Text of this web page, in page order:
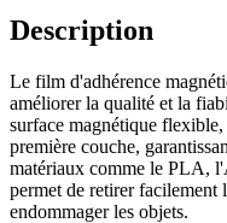
Description
Le film d'adhérence
améliorer la qualité et la
surface magnétique
première couche,
matériaux comme le PLA,
permet de retirer facilement
endommager les objets.